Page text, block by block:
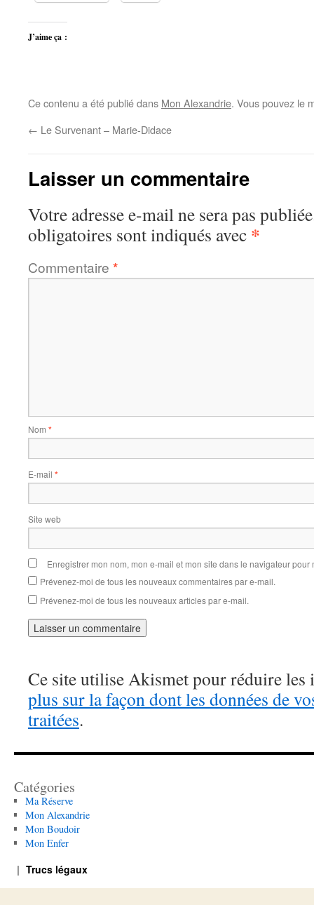
J’aime ça :
Ce contenu a été publié dans Mon Alexandrie. Vous pouvez le
← Le Survenant – Marie-Didace
Laisser un commentaire
Votre adresse e-mail ne sera pas
obligatoires sont indiqués avec *
Commentaire *
Nom *
E-mail *
Site web
Enregistrer mon nom, mon e-mail et mon site dans le navigateur
Prévenez-moi de tous les nouveaux commentaires par e-mail.
Prévenez-moi de tous les nouveaux articles par e-mail.
Ce site utilise Akismet pour réduire les
plus sur la façon dont les données de
traitées.
Catégories
Ma Réserve
Mon Alexandrie
Mon Boudoir
Mon Enfer
Trucs légaux